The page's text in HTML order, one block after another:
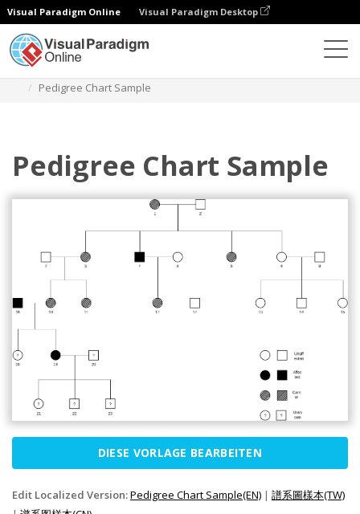
Visual Paradigm Online Visual Paradigm Desktop
Pedigree Chart Sample
Pedigree Chart Sample
DIESE VORLAGE BEARBEITEN
Edit Localized Version:Pedigree Chart Sample(EN) | 譜系圖樣本(TW)